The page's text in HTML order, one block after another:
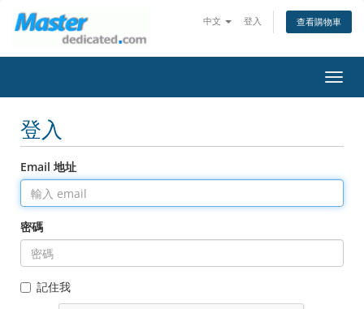
中文 登入 查看購物車
切
換
登入
Email 地址
密碼
記住我